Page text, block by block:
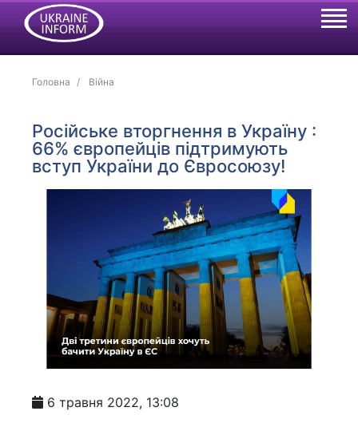
Головна Війна
Російське вторгнення в Україну :
66% європейців підтримують
вступ України до Євросоюзу!
6 травня 2022, 13:08